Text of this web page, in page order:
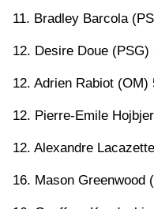
11. Bradley Barcola
12. Desire Doue (PSG)
12. Adrien Rabiot (OM)
12. Pierre-Emile
12. Alexandre
16. Mason Greenwood